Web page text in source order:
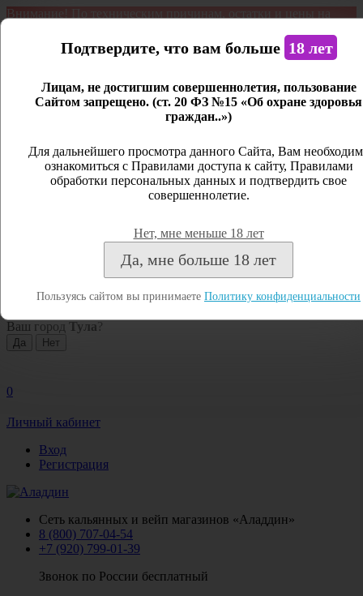
Внимание! По техническим причинам, остатки и цены на
является демонстрационным. Дистанционная продажа не
Открыть сайдбар
Личный кабинет
Закрыть
Посмотреть все результаты
Ваш город Тула ?
0
Личный кабинет
Вход
Регистрация
Сеть кальянных и вейп магазинов «Аладдин»
8 (800) 707-04-54
+7 (920) 799-01-39
Звонок по России бесплатный
Подтвердите, что вам больше 18 лет
Лицам, не достигшим совершеннолетия, пользование
Сайтом запрещено. (ст. 20 ФЗ №15 «Об охране здоровья
граждан..»)
Для дальнейшего просмотра данного Сайта, Вам
ознакомиться с Правилами доступа к сайту, Правилами
обработки персональных данных и подтвердить свое
совершеннолетие.
Нет, мне меньше 18 лет
Да, мне больше 18 лет
Пользуясь сайтом вы принимаете Политику конфиденциальности